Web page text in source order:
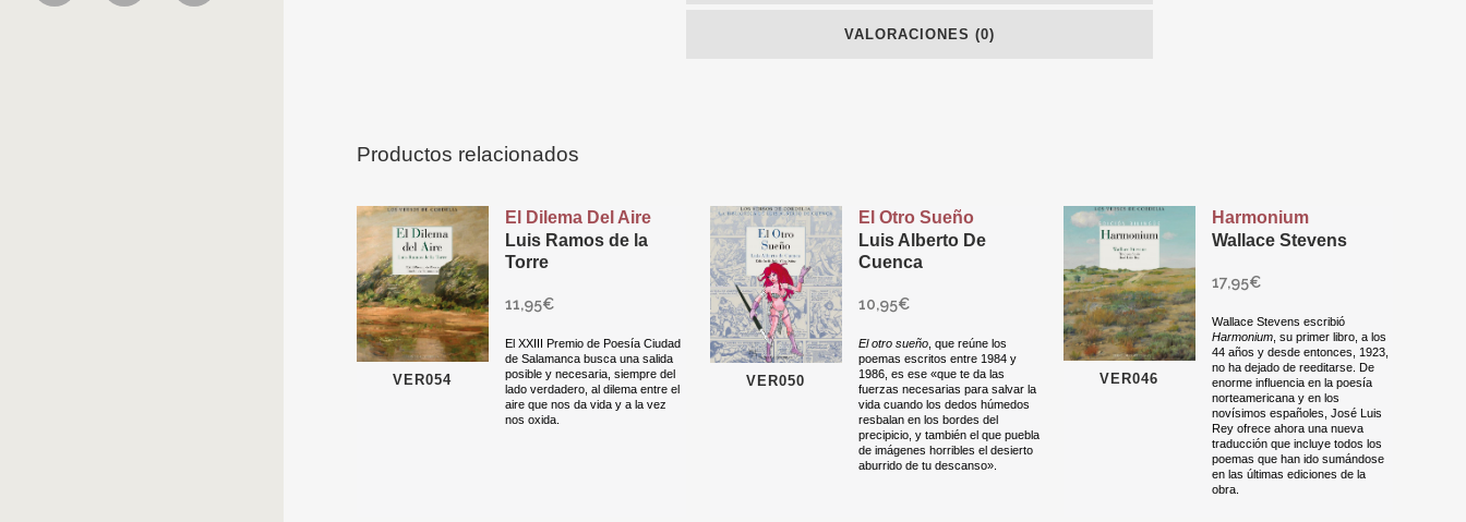
VALORACIONES (0)
Productos relacionados
VER054
El Dilema Del Aire
Luis Ramos de la
Torre
11,95€
El XXIII Premio de Poesía Ciudad
de Salamanca busca una salida
posible y necesaria, siempre del
lado verdadero, al dilema entre el
aire que nos da vida y a la vez
nos oxida.
VER050
El Otro Sueño
Luis Alberto De
Cuenca
10,95€
El otro sueño, que reúne los
poemas escritos entre 1984 y
1986, es ese «que te da las
fuerzas necesarias para salvar la
vida cuando los dedos húmedos
resbalan en los bordes del
precipicio, y también el que puebla
de imágenes horribles el desierto
aburrido de tu descanso».
VER046
Harmonium
Wallace Stevens
17,95€
Wallace Stevens escribió
Harmonium, su primer libro, a los
44 años y desde entonces, 1923,
no ha dejado de reeditarse. De
enorme influencia en la poesía
norteamericana y en los
novísimos españoles, José Luis
Rey ofrece ahora una nueva
traducción que incluye todos los
poemas que han ido sumándose
en las últimas ediciones de la
obra.